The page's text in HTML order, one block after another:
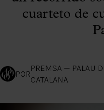
cuarteto de
POR
PREMSA — PALAU
CATALANA